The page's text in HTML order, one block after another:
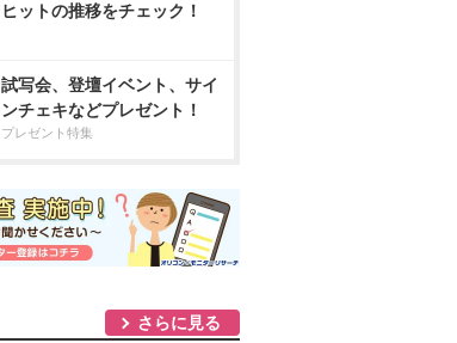
ヒットの推移をチェック！
試写会、登壇イベント、サイ
ンチェキなどプレゼント！
プレゼント特集
さらに見る